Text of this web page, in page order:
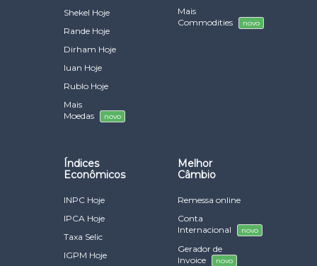
Shekel Hoje
Rande Hoje
Dirham Hoje
Iuan Hoje
Rublo Hoje
Mais
Moedas
novo
Mais
Commodities
novo
Índices
Econômicos
INPC Hoje
IPCA Hoje
Taxa Selic
IGPM Hoje
Melhor
Câmbio
Remessa online
Conta
Internacional
novo
Gerador de
Invoice
novo